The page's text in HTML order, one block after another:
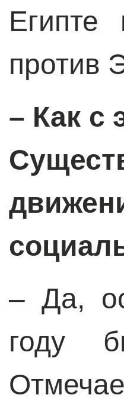
против
– Как с
– Да,
году